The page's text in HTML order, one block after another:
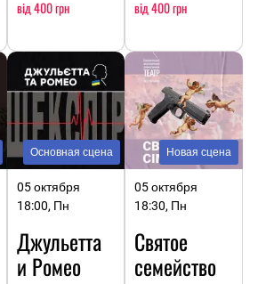
від 400 грн від 400 грн
Основная сцена
05 октября
18:00, Пн
Джульетта
и Ромео
Новая сцена
05 октября
18:30, Пн
Святое
семейство